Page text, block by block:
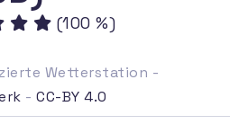
(100 %)
Wetterstation -
-CC-BY 4.0